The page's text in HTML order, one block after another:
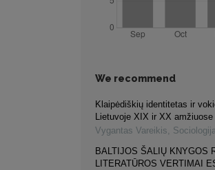
We recommend
Klaipėdiškių identitetas ir
Lietuvoje XIX ir XX amžiuose
Vygantas Vareikis,
BALTIJOS ŠALIŲ KNYGOS
LITERATŪROS VERTIMAI